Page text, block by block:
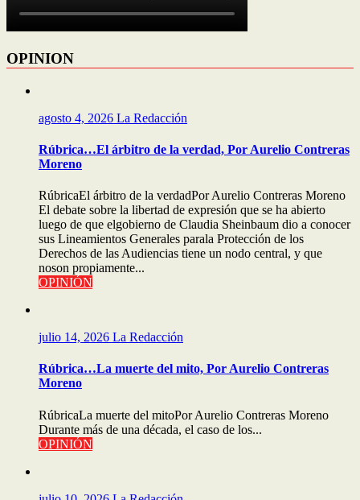
OPINION
agosto 4, 2026 La Redacción
Rúbrica…El árbitro de la verdad, Por Aurelio Contreras
Moreno
RúbricaEl árbitro de la verdadPor Aurelio Contreras Moreno
El debate sobre la libertad de expresión que se ha abierto
luego de que elgobierno de Claudia Sheinbaum dio a conocer
sus Lineamientos Generales parala Protección de los
Derechos de las Audiencias tiene un nodo central, y que
noson propiamente...
OPINIÓN
julio 14, 2026 La Redacción
Rúbrica…La muerte del mito, Por Aurelio Contreras
Moreno
RúbricaLa muerte del mitoPor Aurelio Contreras Moreno
Durante más de una década, el caso de los...
OPINIÓN